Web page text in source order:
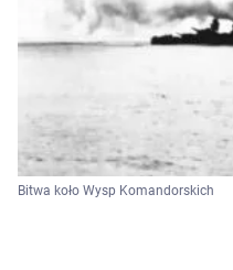
Bitwa koło Wysp Komandorskich